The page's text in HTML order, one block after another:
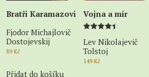
Bratři Karamazovi
Fjodor Michajlovič
Dostojevskij
89 Kč
Přidat do košíku
Vojna a mír
4.50
z 5
Lev Nikolajevič
Tolstoj
149 Kč